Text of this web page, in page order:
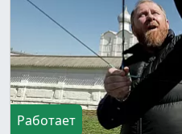
Работает